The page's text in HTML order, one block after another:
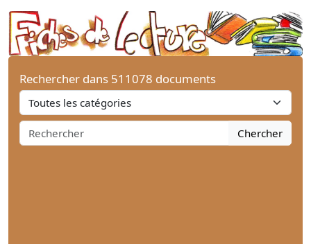
Rechercher dans 511078 documents
Chercher